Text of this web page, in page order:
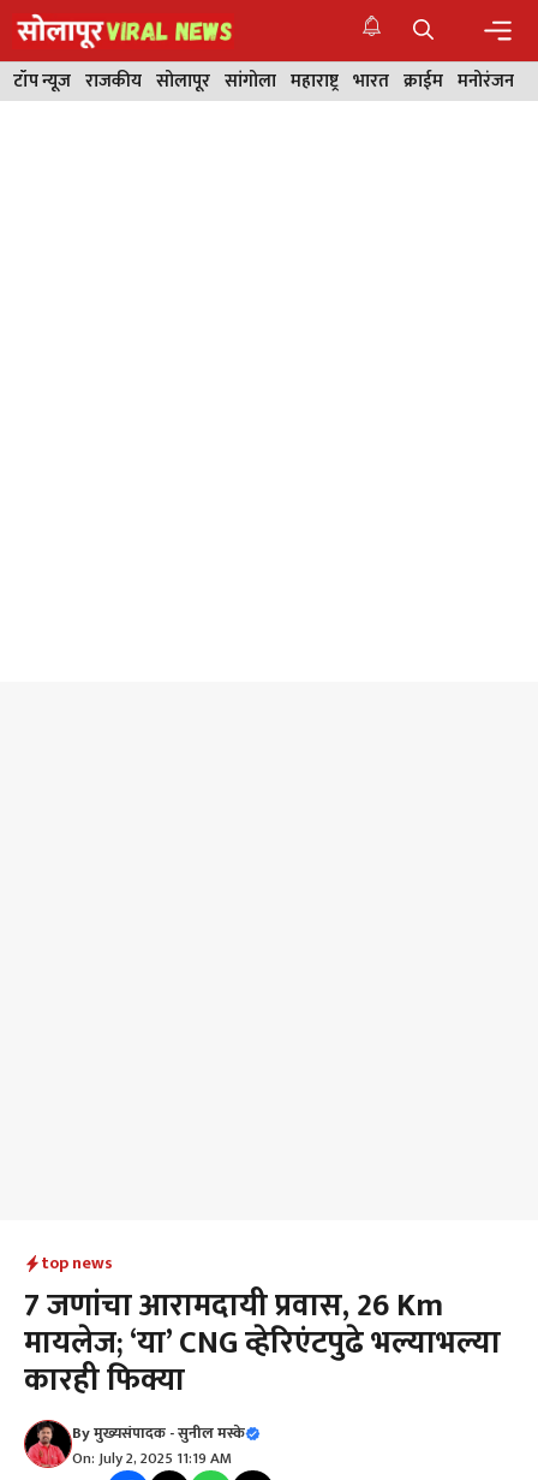
Skip
to
content
टॉप न्यूज राजकीय सोलापूर सांगोला महाराष्ट्र भारत क्राईम मनोरंजन
top news
7 जणांचा आरामदायी प्रवास, 26 Km
मायलेज; ‘या’ CNG व्हेरिएंटपुढे भल्याभल्या
कारही फिक्या
Byमुख्यसंपादक - सुनील मस्के
On: July 2, 2025 11:19 AM